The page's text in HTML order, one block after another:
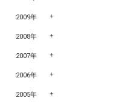
2009年
2008年
2007年
2006年
2005年